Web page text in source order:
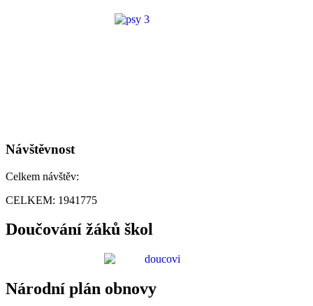
Návštěvnost
Celkem návštěv:
CELKEM: 1941775
Doučování žáků škol
Národní plán obnovy